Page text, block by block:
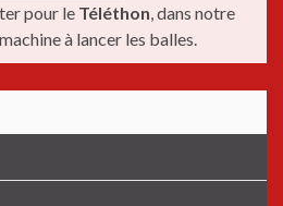
pour le Téléthon, dans notre
à lancer les balles.